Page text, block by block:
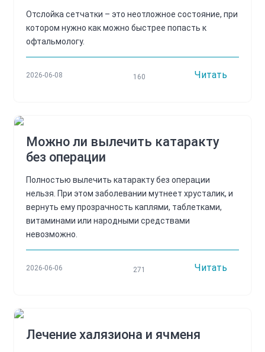
Отслойка сетчатки – это неотложное состояние, при
котором нужно как можно быстрее попасть к
офтальмологу.
2026-06-08 160 Читать
Можно ли вылечить катаракту
без операции
Полностью вылечить катаракту без операции
нельзя. При этом заболевании мутнеет хрусталик, и
вернуть ему прозрачность каплями, таблетками,
витаминами или народными средствами
невозможно.
2026-06-06 271 Читать
Лечение халязиона и ячменя